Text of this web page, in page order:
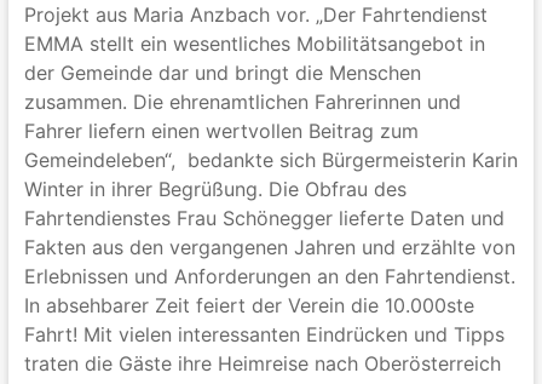
Projekt aus Maria Anzbach vor. „Der Fahrtendienst
EMMA stellt ein wesentliches Mobilitätsangebot in
der Gemeinde dar und bringt die Menschen
zusammen. Die ehrenamtlichen Fahrerinnen und
Fahrer liefern einen wertvollen Beitrag zum
Gemeindeleben“, bedankte sich Bürgermeisterin Karin
Winter in ihrer Begrüßung. Die Obfrau des
Fahrtendienstes Frau Schönegger lieferte Daten und
Fakten aus den vergangenen Jahren und erzählte von
Erlebnissen und Anforderungen an den Fahrtendienst.
In absehbarer Zeit feiert der Verein die 10.000ste
Fahrt! Mit vielen interessanten Eindrücken und Tipps
traten die Gäste ihre Heimreise nach Oberösterreich